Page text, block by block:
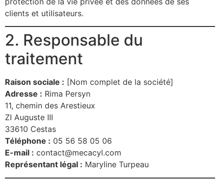
clients et utilisateurs.
2. Responsable du
traitement
Raison sociale : [Nom complet de la société]
Adresse : Rima Persyn
11, chemin des Arestieux
ZI Auguste III
33610 Cestas
Téléphone : 05 56 58 05 06
E-mail : contact@mecacyl.com
Représentant légal : Maryline Turpeau